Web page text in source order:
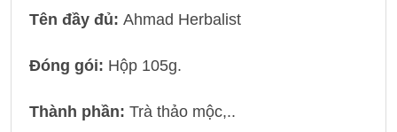
Tên đầy đủ: Ahmad Herbalist
Đóng gói: Hộp 105g.
Thành phần: Trà thảo mộc,..